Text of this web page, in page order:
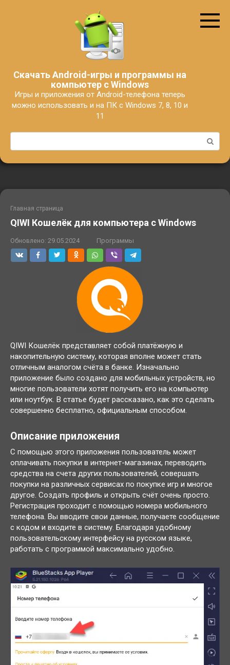
Скачать Android-игры и программы на
компьютер с Windows
Игры и приложения от Android-телефона теперь
можно использовать и на ПК с Windows 7, 8, 10 и
11
Поиск:
Главная страница
QIWI Кошелёк для компьютера с Windows
Обновлено: 29.05.2024 Программы
QIWI Кошелёк представляет собой платёжную и
накопительную систему, которая вполне может стать
отличным аналогом счёта в банке. Изначально
приложение было создано для мобильных устройств, но
многие пользователи хотят получить его на компьютер
или ноутбук. В статье будет рассказано, как это сделать
совершенно бесплатно, официальным способом.
Описание приложения
С помощью этого приложения пользователь может
оплачивать покупки в интернет-магазинах, переводить
средства на счета других пользователей, совершать
покупки на различных сервисах по покупке игр и многое
другое. Создать профиль и открыть счёт очень просто.
Регистрация проходит с помощью номера мобильного
телефона. Вы вводите свои данные, получаете сообщение
с кодом и входите в систему. Благодаря удобному
пользовательскому интерфейсу на русском языке,
работать с программой максимально удобно.